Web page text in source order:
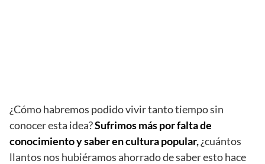
¿Cómo habremos podido vivir tanto tiempo sin
conocer esta idea?Sufrimos más por falta de
conocimiento y saber en cultura popular,¿cuántos
llantos nos hubiéramos ahorrado de saber esto hace